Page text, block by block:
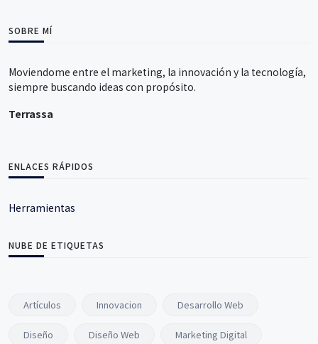
SOBRE MÍ
Moviendome entre el marketing, la innovación y la tecnología,
siempre buscando ideas con propósito.
Terrassa
ENLACES RÁPIDOS
Herramientas
NUBE DE ETIQUETAS
Artículos Innovacion Desarrollo Web
Diseño Diseño Web Marketing Digital